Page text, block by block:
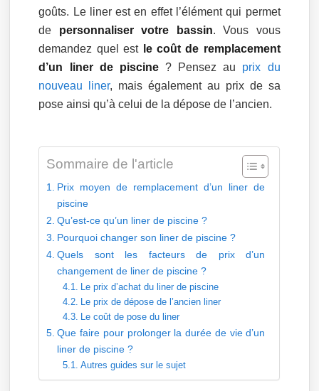
goûts. Le liner est en effet l’élément qui permet
de personnaliser votre bassin. Vous vous
demandez quel est le coût de remplacement
d’un liner de piscine? Pensez au prix du
nouveau liner, mais également au prix de sa
pose ainsi qu’à celui de la dépose de l’ancien.
Sommaire de l'article
Prix moyen de remplacement d’un liner de
piscine
Qu’est-ce qu’un liner de piscine ?
Pourquoi changer son liner de piscine ?
Quels sont les facteurs de prix d’un
changement de liner de piscine ?
Le prix d’achat du liner de piscine
Le prix de dépose de l’ancien liner
Le coût de pose du liner
Que faire pour prolonger la durée de vie d’un
liner de piscine ?
Autres guides sur le sujet